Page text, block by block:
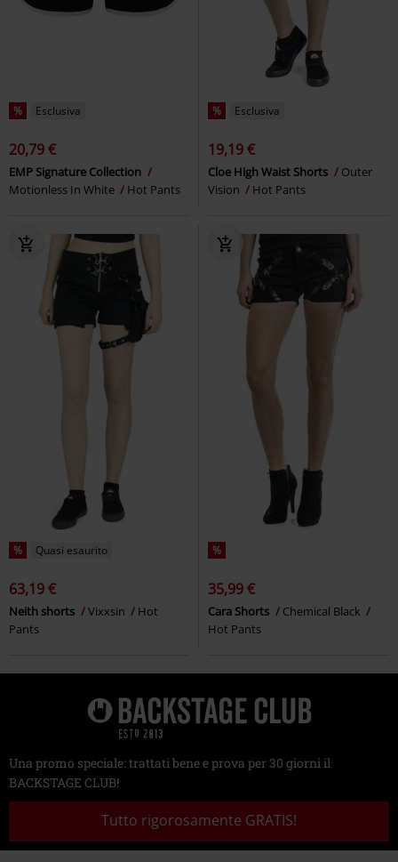
% Esclusiva
20,79 €
EMP Signature Collection
Motionless In White
Hot Pants
% Esclusiva
19,19 €
Cloe High Waist Shorts
Outer
Vision
Hot Pants
% Quasi esaurito
63,19 €
Neith shorts Vixxsin
Hot
Pants
%
35,99 €
Cara Shorts
Chemical Black
Hot Pants
Una promo speciale: trattati bene e prova per 30 giorni il
BACKSTAGE CLUB!
Tutto rigorosamente GRATIS!